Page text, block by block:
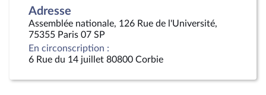
Adresse
Assemblée nationale, 126 Rue de l'Université,
75355 Paris 07 SP
En circonscription :
6 Rue du 14 juillet 80800 Corbie